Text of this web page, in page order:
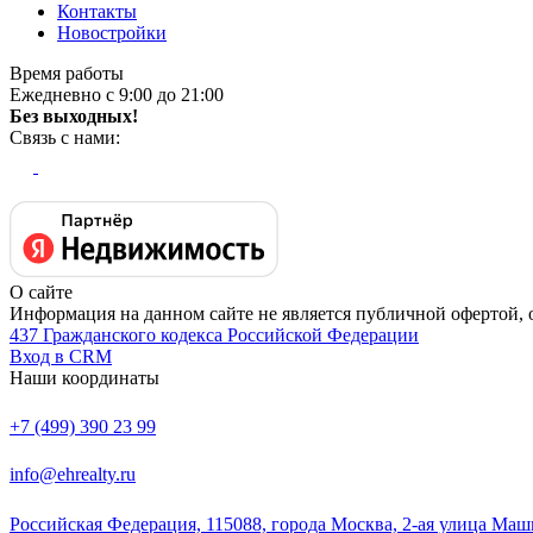
Контакты
Новостройки
Время работы
Ежедневно с 9:00 до 21:00
Без выходных!
Связь с нами:
О сайте
Информация на данном сайте не является публичной офертой,
437 Гражданского кодекса Российской Федерации
Вход в CRM
Наши координаты
+7 (499) 390 23 99
info@ehrealty.ru
Российская Федерация, 115088, города Москва, 2-ая улица